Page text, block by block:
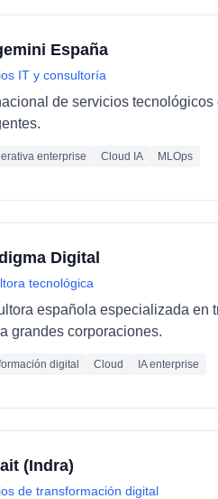
España
IT y consultoría
de servicios
enterprise Cloud IA MLOps
Digital
tecnológica
española especializada en
grandes corporaciones.
digital Cloud IA enterprise
(Indra)
de transformación digital